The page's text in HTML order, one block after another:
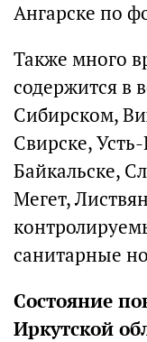
Ангарске по
Также много
содержится в
Сибирском,
Свирске,
Байкальске,
Мегет,
санитарные
Состояние
Иркутской